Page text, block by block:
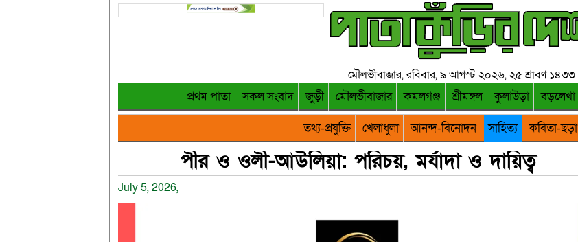
মৌলভীবাজার, রবিবার, ৯ আগস্ট ২০২৬, ২৫ শ্রাবণ ১৪৩৩
প্রথম পাতা সকল সংবাদ জুড়ী মৌলভীবাজার কমলগঞ্জ শ্রীমঙ্গল কুলাউড়া বড়লেখা
তথ্য-প্রযুক্তি
খেলাধুলা আনন্দ-বিনোদন সাহিত্য কবিতা-ছড়া
পীর ও ওলী-আউলিয়া: পরিচয়, মর্যাদা ও দায়িত্ব
July 5, 2026,